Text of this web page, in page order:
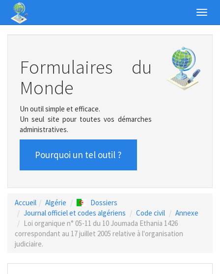
Formulaires du
Monde
Un outil simple et efficace.
Un seul site pour toutes vos démarches
administratives.
Pourquoi un tel outil ?
Accueil Algérie
Dossiers
Journal officiel et codes algériens
Code civil
Annexe
Loi organique n° 05-11 du 10 Joumada Ethania 1426
correspondant au 17 juillet 2005 relative à l'organisation
judiciaire.